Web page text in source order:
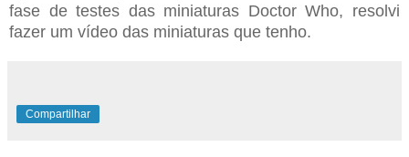
fase de testes das miniaturas Doctor Who, resolvi
fazer um vídeo das miniaturas que tenho.
Compartilhar